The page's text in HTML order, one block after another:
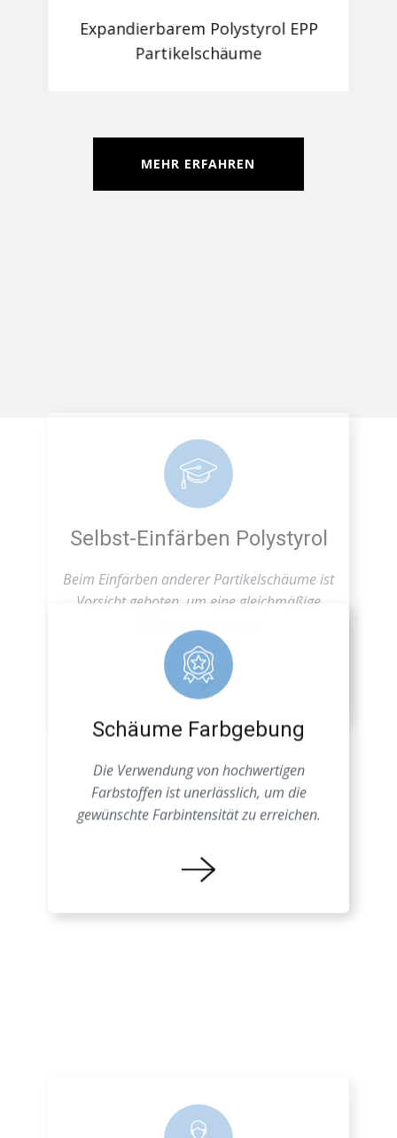
Expandierbarem Polystyrol EPP
Partikelschäume
MEHR ERFAHREN
Beim Einfärben anderer Partikelschäume ist
Vorsicht geboten, um eine gleichmäßige
Färbung zu erzielen.
Schäume Farbgebung
Die Verwendung von hochwertigen
Farbstoffen ist unerlässlich, um die
gewünschte Farbintensität zu erreichen.
Eine genaue Kenntnis der